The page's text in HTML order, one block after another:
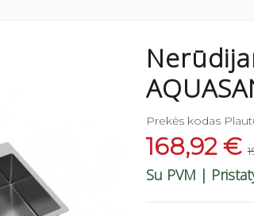
Prekės kodas
168,92 €
Su PVM |